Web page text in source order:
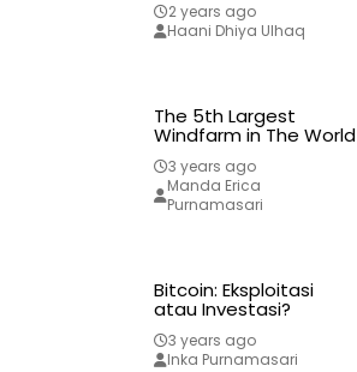
2 years ago
Haani Dhiya Ulhaq
The 5th Largest
Windfarm in The World
3 years ago
Manda Erica
Purnamasari
Bitcoin: Eksploitasi
atau Investasi?
3 years ago
Inka Purnamasari